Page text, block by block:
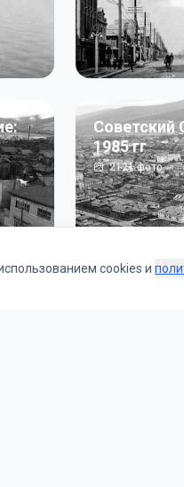
Советский
1985 гг
2121фото
cookies и